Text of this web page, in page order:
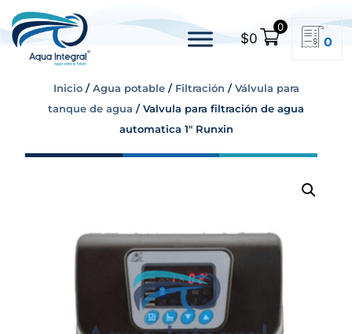
$0
0
0
Inicio/Agua potable/ Filtración /Válvula para
tanque de agua / Valvula para filtración de agua
automatica 1″ Runxin